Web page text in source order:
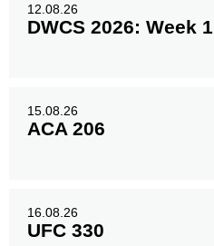
12.08.26
DWCS 2026: Week 1
15.08.26
ACA 206
16.08.26
UFC 330